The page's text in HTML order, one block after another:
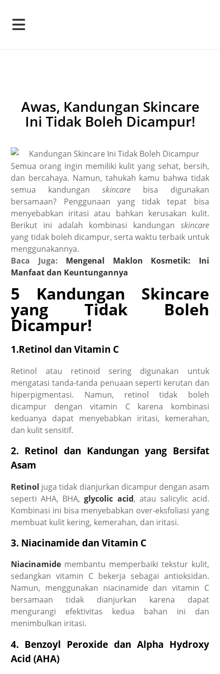
Awas, Kandungan Skincare
Ini Tidak Boleh Dicampur!
Semua orang ingin memiliki kulit yang sehat, bersih,
dan bercahaya. Namun, tahukah kamu bahwa tidak
semua kandungan skincare bisa digunakan
bersamaan? Penggunaan yang tidak tepat bisa
menyebabkan iritasi atau bahkan kerusakan kulit.
Berikut ini adalah kombinasi kandungan skincare
yang tidak boleh dicampur, serta waktu terbaik untuk
menggunakannya.
Baca Juga: Mengenal Maklon Kosmetik: Ini
Manfaat dan Keuntungannya
5 Kandungan Skincare
yang Tidak Boleh
Dicampur!
1.Retinol dan Vitamin C
Retinol atau retinoid sering digunakan untuk
mengatasi tanda-tanda penuaan seperti kerutan dan
hiperpigmentasi. Namun, retinol tidak boleh
dicampur dengan vitamin C karena kombinasi
keduanya dapat menyebabkan iritasi, kemerahan,
dan kulit sensitif.
2. Retinol dan Kandungan yang Bersifat
Asam
Retinol juga tidak dianjurkan dicampur dengan asam
seperti AHA, BHA,glycolic acid, atau salicylic acid.
Kombinasi ini bisa menyebabkan over-eksfoliasi yang
membuat kulit kering, kemerahan, dan iritasi.
3. Niacinamide dan Vitamin C
Niacinamide membantu memperbaiki tekstur kulit,
sedangkan vitamin C bekerja sebagai antioksidan.
Namun, menggunakan niacinamide dan vitamin C
bersamaan tidak dianjurkan karena dapat
mengurangi efektivitas kedua bahan ini dan
menimbulkan iritasi.
4. Benzoyl Peroxide dan Alpha Hydroxy
Acid (AHA)